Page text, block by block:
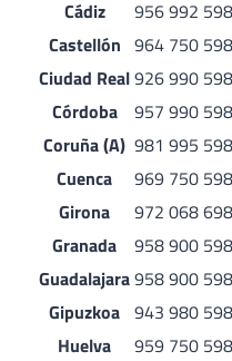
Cádiz
956 992 598
Castellón 964 750 598
Ciudad Real926 990 598
Córdoba
957 990 598
Coruña (A) 981 995 598
Cuenca
969 750 598
Girona
972 068 698
Granada
958 900 598
Guadalajara958 900 598
Gipuzkoa 943 980 598
Huelva
959 750 598